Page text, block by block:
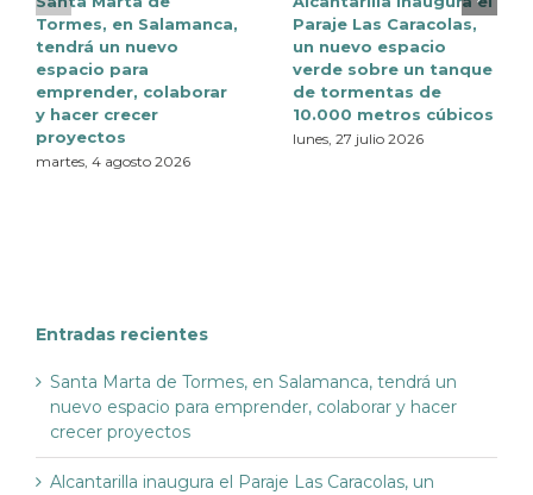
Tormes, en Salamanca,
tendrá un nuevo
espacio para
emprender, colaborar
y hacer crecer
proyectos
martes, 4 agosto 2026
Paraje Las Caracolas,
un nuevo espacio
verde sobre un tanque
de tormentas de
10.000 metros cúbicos
lunes, 27 julio 2026
Entradas recientes
Santa Marta de Tormes, en Salamanca, tendrá un
nuevo espacio para emprender, colaborar y hacer
crecer proyectos
Alcantarilla inaugura el Paraje Las Caracolas, un